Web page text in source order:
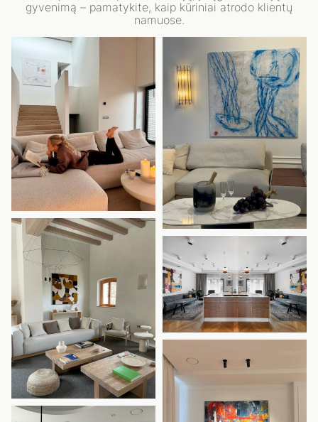
gyvenimą – pamatykite, kaip kūriniai atrodo klientų
namuose.